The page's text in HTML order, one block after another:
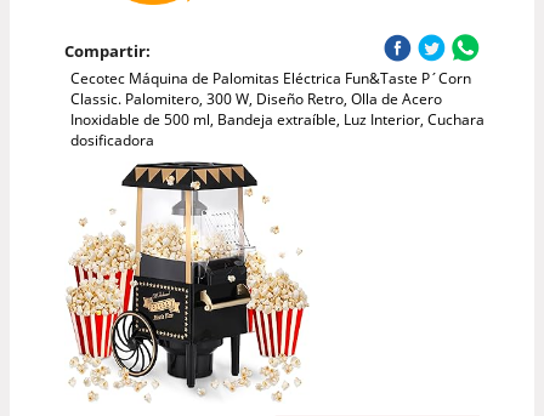
Compartir:
Cecotec Máquina de Palomitas Eléctrica Fun&Taste P´Corn
Classic. Palomitero, 300 W, Diseño Retro, Olla de Acero
Inoxidable de 500 ml, Bandeja extraíble, Luz Interior, Cuchara
dosificadora